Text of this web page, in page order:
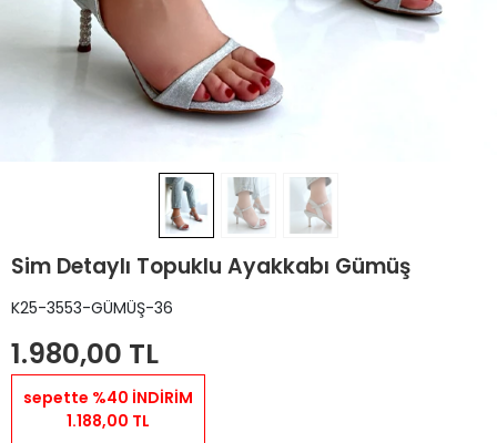
Sim Detaylı Topuklu Ayakkabı Gümüş
K25-3553-GÜMÜŞ-36
1.980,00 TL
sepette %40 İNDİRİM
1.188,00 TL